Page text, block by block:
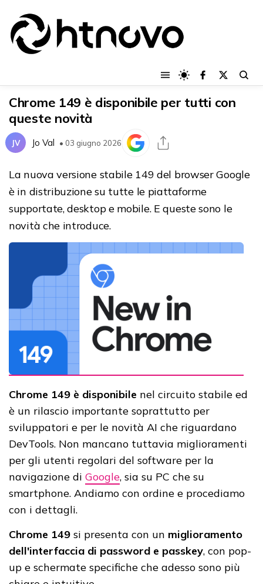
Chrome 149 è disponibile per tutti con
queste novità
JV Jo Val • 03 giugno 2026
La nuova versione stabile 149 del browser Google
è in distribuzione su tutte le piattaforme
supportate, desktop e mobile. E queste sono le
novità che introduce.
Chrome 149 è disponibile nel circuito stabile ed
è un rilascio importante soprattutto per
sviluppatori e per le novità AI che riguardano
DevTools. Non mancano tuttavia miglioramenti
per gli utenti regolari del software per la
navigazione di Google, sia su PC che su
smartphone. Andiamo con ordine e procediamo
con i dettagli.
Chrome 149 si presenta con un miglioramento
dell'interfaccia di password e passkey, con pop-
up e schermate specifiche che adesso sono più